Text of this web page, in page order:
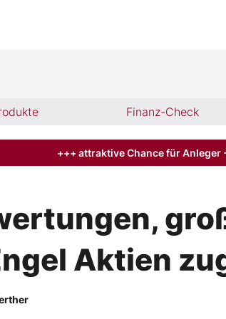
Finanz-Check
+++ attraktive Chance für
Aktien